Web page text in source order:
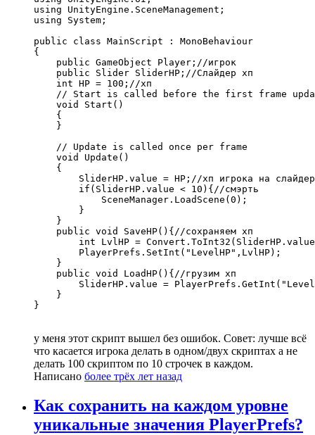
using UnityEngine.SceneManagement;
using System;
public class MainScript : MonoBehaviour
{
    public GameObject Player;//игрок
    public Slider SliderHP;//Слайдер хп
    int HP = 100;//хп
// Start is called before the first frame
    void Start()
    {
    }
    // Update is called once per frame
    void Update()
    {
SliderHP.value = HP;//хп игрока на
        if(SliderHP.value < 10){//смэрть
            SceneManager.LoadScene(0);
        }
    }
    public void SaveHP(){//сохраняем хп
int LvlHP =
        PlayerPrefs.SetInt("LevelHP",LvlHP);
    }
    public void LoadHP(){//грузим хп
SliderHP.value =
    }
}
у меня этот скрипт вышел без ошибок. Совет: лучше всё
что касается игрока делать в одном/двух скриптах а не
делать 100 скриптом по 10 строчек в каждом.
Написано более трёх лет назад
Как сохранить на каждом уровне
уникальные значения PlayerPrefs?